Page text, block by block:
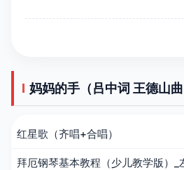
妈妈的手（吕中词 王德山
红星歌（齐唱+合唱）
拜厄钢琴基本教程（少儿教学版）_